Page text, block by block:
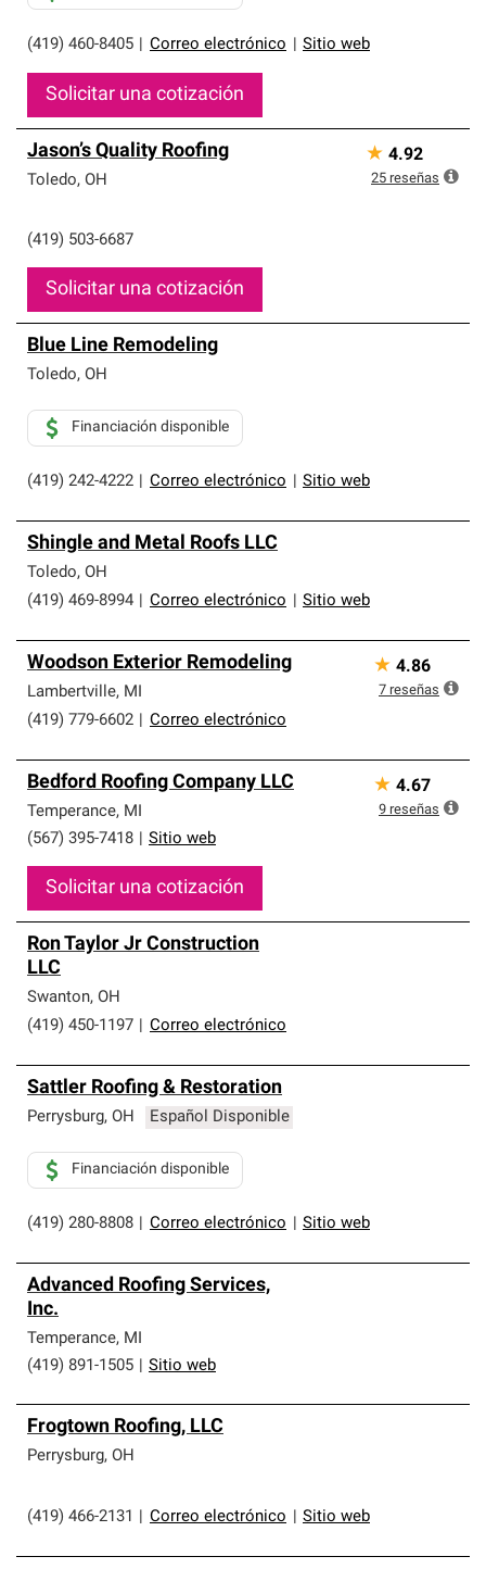
(419) 460-8405 Correo electrónico Sitio web
Solicitar una cotización
Jason’s Quality Roofing
Toledo, OH
(419) 503-6687
Solicitar una cotización
★ 4.92
25 reseñas
Blue Line Remodeling
Toledo, OH
(419) 242-4222 Correo electrónico Sitio web
Financiación disponible
Shingle and Metal Roofs LLC
Toledo, OH
(419) 469-8994
Correo electrónico Sitio web
Woodson Exterior Remodeling
Lambertville, MI
(419) 779-6602
Correo electrónico
★ 4.86
7 reseñas
Bedford Roofing Company LLC
Temperance, MI
(567) 395-7418
Sitio web
Solicitar una cotización
★ 4.67
9 reseñas
Ron Taylor Jr Construction
LLC
Swanton, OH
(419) 450-1197
Correo electrónico
Sattler Roofing & Restoration
Perrysburg, OH Español Disponible
(419) 280-8808 Correo electrónico Sitio web
Financiación disponible
Advanced Roofing Services,
Inc.
Temperance, MI
(419) 891-1505
Sitio web
Frogtown Roofing, LLC
Perrysburg, OH
(419) 466-2131 Correo electrónico Sitio web